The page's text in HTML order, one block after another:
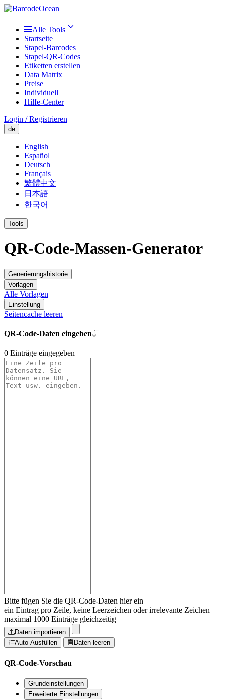
Alle Tools
Startseite
Stapel-Barcodes
Stapel-QR-Codes
Etiketten erstellen
Data Matrix
Preise
Individuell
Hilfe-Center
Login / Registrieren
de
English
Español
Deutsch
Français
繁體中文
日本語
한국어
Tools
QR-Code-Massen-Generator
Generierungshistorie
Vorlagen
Alle Vorlagen
Einstellung
Seitencache leeren
QR-Code-Daten eingeben
0 Einträge eingegeben
Bitte fügen Sie die QR-Code-Daten hier ein
ein Eintrag pro Zeile, keine Leerzeichen oder irrelevante Zeichen
maximal 1000 Einträge gleichzeitig
Daten importieren
Auto-Ausfüllen
Daten leeren
QR-Code-Vorschau
Grundeinstellungen
Erweiterte Einstellungen